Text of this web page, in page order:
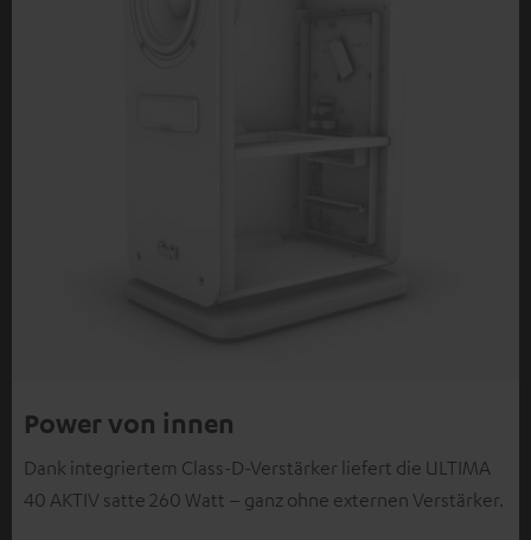
Power von innen
Dank integriertem Class-D-Verstärker liefert die ULTIMA
40 AKTIV satte 260 Watt – ganz ohne externen Verstärker.